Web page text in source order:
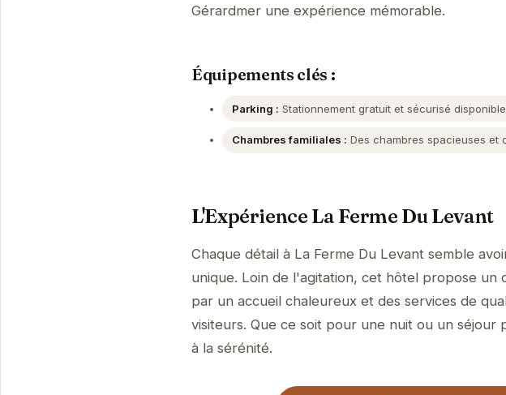
Gérardmer une expérience mémorable.
Équipements clés :
Parking : Stationnement gratuit et sécurisé
Chambres familiales : Des chambres spacieuses et
L'Expérience La Ferme Du Levant
Chaque détail à La Ferme Du Levant semble
unique. Loin de l'agitation, cet hôtel propose
par un accueil chaleureux et des services de
visiteurs. Que ce soit pour une nuit ou un
à la sérénité.